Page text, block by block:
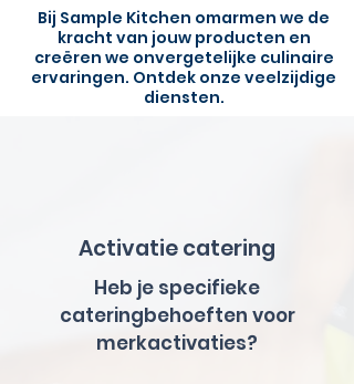
Bij Sample Kitchen omarmen we de
kracht van jouw producten en
creëren we onvergetelijke culinaire
ervaringen. Ontdek onze veelzijdige
diensten.
Activatie catering
Heb je specifieke
cateringbehoeften voor
merkactivaties?